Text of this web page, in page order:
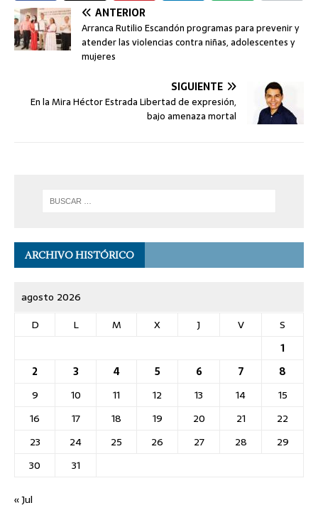
ANTERIOR
Arranca Rutilio Escandón programas para prevenir y
atender las violencias contra niñas, adolescentes y
mujeres
SIGUIENTE
En la Mira Héctor Estrada Libertad de expresión,
bajo amenaza mortal
ARCHIVO HISTÓRICO
agosto 2026
D
L M X J V
S
1
2
3 4 5 6 7
8
9
10 11 12 13 14
15
16
17 18 19 20 21
22
23
24 25 26 27 28
29
30
31
« Jul